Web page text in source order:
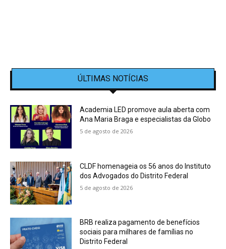
ÚLTIMAS NOTÍCIAS
Academia LED promove aula aberta com
Ana Maria Braga e especialistas da Globo
5 de agosto de 2026
CLDF homenageia os 56 anos do Instituto
dos Advogados do Distrito Federal
5 de agosto de 2026
BRB realiza pagamento de benefícios
sociais para milhares de famílias no
Distrito Federal